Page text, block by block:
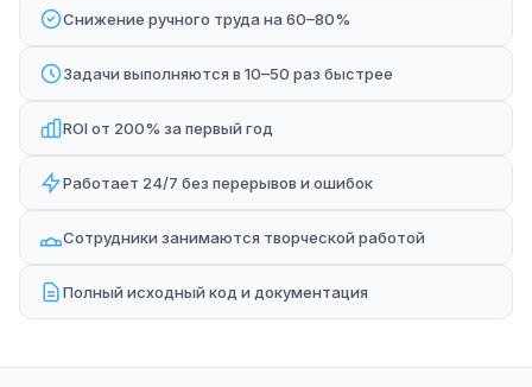
Снижение ручного труда на 60–80%
Задачи выполняются в 10–50 раз быстрее
ROI от 200% за первый год
Работает 24/7 без перерывов и ошибок
Сотрудники занимаются творческой работой
Полный исходный код и документация